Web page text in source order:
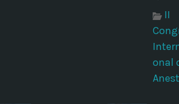
II
onal